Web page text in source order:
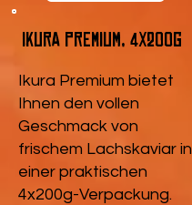
Ikura Premium, 4x200g
Ikura Premium bietet
Ihnen den vollen
Geschmack von
frischem Lachskaviar in
einer praktischen
4x200g-Verpackung.